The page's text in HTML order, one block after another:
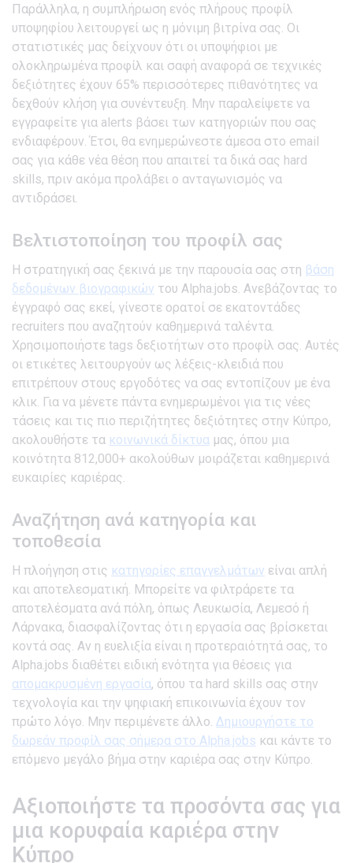
Παράλληλα, η συμπλήρωση ενός πλήρους προφίλ
υποψηφίου λειτουργεί ως η μόνιμη βιτρίνα σας. Οι
στατιστικές μας δείχνουν ότι οι υποψήφιοι με
ολοκληρωμένα προφίλ και σαφή αναφορά σε τεχνικές
δεξιότητες έχουν 65% περισσότερες πιθανότητες να
δεχθούν κλήση για συνέντευξη. Μην παραλείψετε να
εγγραφείτε για alerts βάσει των κατηγοριών που σας
ενδιαφέρουν. Έτσι, θα ενημερώνεστε άμεσα στο email
σας για κάθε νέα θέση που απαιτεί τα δικά σας hard
skills, πριν ακόμα προλάβει ο ανταγωνισμός να
αντιδράσει.
Βελτιστοποίηση του προφίλ σας
Η στρατηγική σας ξεκινά με την παρουσία σας στη βάση
δεδομένων βιογραφικών του Alpha.jobs. Ανεβάζοντας το
έγγραφό σας εκεί, γίνεστε ορατοί σε εκατοντάδες
recruiters που αναζητούν καθημερινά ταλέντα.
Χρησιμοποιήστε tags δεξιοτήτων στο προφίλ σας. Αυτές
οι ετικέτες λειτουργούν ως λέξεις-κλειδιά που
επιτρέπουν στους εργοδότες να σας εντοπίζουν με ένα
κλικ. Για να μένετε πάντα ενημερωμένοι για τις νέες
τάσεις και τις πιο περιζήτητες δεξιότητες στην Κύπρο,
ακολουθήστε τα κοινωνικά δίκτυα μας, όπου μια
κοινότητα 812,000+ ακολούθων μοιράζεται καθημερινά
ευκαιρίες καριέρας.
Αναζήτηση ανά κατηγορία και
τοποθεσία
Η πλοήγηση στις κατηγορίες επαγγελμάτων είναι απλή
και αποτελεσματική. Μπορείτε να φιλτράρετε τα
αποτελέσματα ανά πόλη, όπως Λευκωσία, Λεμεσό ή
Λάρνακα, διασφαλίζοντας ότι η εργασία σας βρίσκεται
κοντά σας. Αν η ευελιξία είναι η προτεραιότητά σας, το
Alpha.jobs διαθέτει ειδική ενότητα για θέσεις για
απομακρυσμένη εργασία, όπου τα hard skills σας στην
τεχνολογία και την ψηφιακή επικοινωνία έχουν τον
πρώτο λόγο. Μην περιμένετε άλλο. Δημιουργήστε το
δωρεάν προφίλ σας σήμερα στο Alpha.jobs και κάντε το
επόμενο μεγάλο βήμα στην καριέρα σας στην Κύπρο.
Αξιοποιήστε τα προσόντα σας για
μια κορυφαία καριέρα στην
Κύπρο